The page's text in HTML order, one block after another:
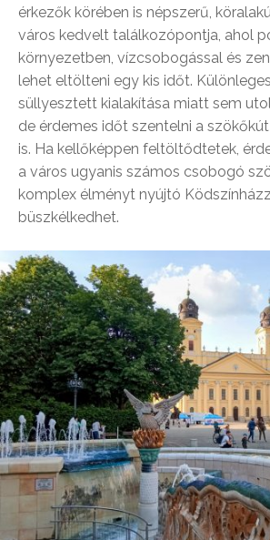
érkezők körében is népszerű,
város kedvelt találkozópontja, ahol
környezetben, vízcsobogással és
lehet eltölteni egy kis időt.
süllyesztett kialakítása miatt sem
de érdemes időt szentelni a
is. Ha kellőképpen feltöltődtetek,
a város ugyanis számos csobogó
komplex élményt nyújtó
büszkélkedhet.